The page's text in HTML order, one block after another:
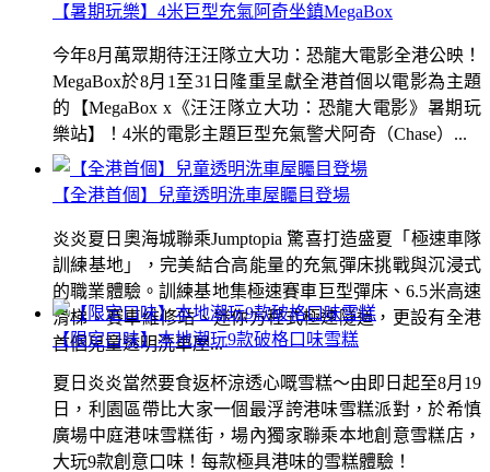
【全港首個】兒童透明洗車屋矚目登場
炎炎夏日奧海城聯乘Jumptopia 驚喜打造盛夏「極速車隊
訓練基地」，完美結合高能量的充氣彈床挑戰與沉浸式
的職業體驗。訓練基地集極速賽車巨型彈床、6.5米高速
滑梯、賽車維修站、迷你方程式極速隧道，更設有全港
首個兒童透明洗車屋...
【暑期玩樂】4米巨型充氣阿奇坐鎮MegaBox
今年8月萬眾期待汪汪隊立大功：恐龍大電影全港公映！
MegaBox於8月1至31日隆重呈獻全港首個以電影為主題
的【MegaBox x《汪汪隊立大功：恐龍大電影》暑期玩
樂站】！4米的電影主題巨型充氣警犬阿奇（Chase）...
【限定口味】本地潮玩9款破格口味雪糕
夏日炎炎當然要食返杯涼透心嘅雪糕～由即日起至8月19
日，利園區帶比大家一個最浮誇港味雪糕派對，於希慎
廣場中庭港味雪糕街，場內獨家聯乘本地創意雪糕店，
大玩9款創意口味！每款極具港味的雪糕體驗！